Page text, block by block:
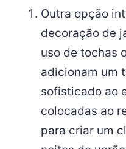
Outra opção
decoração de
uso de tochas
adicionam um
sofisticado ao
colocadas ao
para criar um